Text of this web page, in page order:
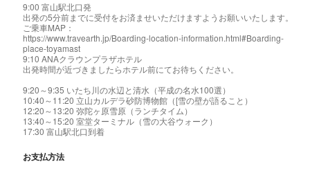
9:00 富山駅北口発
出発の5分前までに受付をお済ませいただけますようお願いいたします。
ご乗車MAP：
https://www.travearth.jp/Boarding-location-information.html#Boarding-
place-toyamast
9:10 ANAクラウンプラザホテル
出発時間が近づきましたらホテル前にてお待ちください。
9:20～9:35 いたち川の水辺と清水（平成の名水100選）
10:40～11:20 立山カルデラ砂防博物館（[雪の壁が語ること）
12:20～13:20 弥陀ヶ原雪原（ランチタイム）
13:40～15:20 室堂ターミナル（雪の大谷ウォーク）
17:30 富山駅北口到着
お支払方法